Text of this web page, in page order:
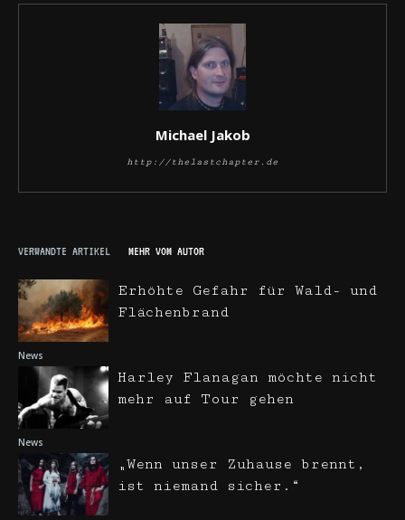
Michael Jakob
http://thelastchapter.de
VERWANDTE ARTIKEL MEHR VOM AUTOR
News
Erhöhte Gefahr für Wald- und
Flächenbrand
News
Harley Flanagan möchte nicht
mehr auf Tour gehen
„Wenn unser Zuhause brennt,
ist niemand sicher.“